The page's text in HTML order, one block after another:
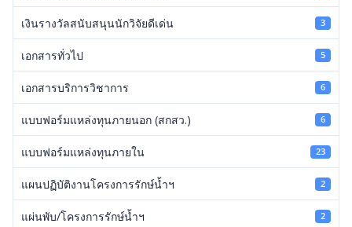
เงินรางวัลสนับสนุนนักวิจัยดีเด่น 3
เอกสารทั่วไป 5
เอกสารบริการวิชาการ 6
แบบฟอร์มแหล่งทุนภายนอก (สกสว.) 6
แบบฟอร์มแหล่งทุนภายใน 23
แผนปฏิบัติงานโครงการรักษ์น้ำฯ 2
แผ่นพับ/โครงการรักษ์น้ำฯ 2